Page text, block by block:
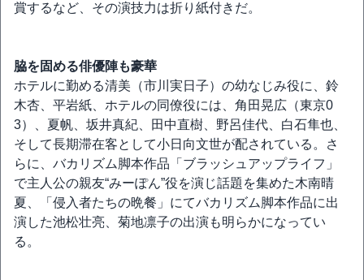
賞するなど、その演技力は折り紙付きだ。
脇を固める俳優陣も豪華
ホテルに勤める清美（市川実日子）の幼なじみ役に、鈴
木杏、平岩紙、ホテルの同僚役には、角田晃広（東京0
3）、夏帆、坂井真紀、田中直樹、野呂佳代、白石隼也、
そして長期滞在客として小日向文世が配されている。さ
らに、バカリズム脚本作品「ブラッシュアップライフ」
で主人公の親友“みーぽん”役を演じ話題を集めた木南晴
夏、「侵入者たちの晩餐」にてバカリズム脚本作品に出
演した池松壮亮、菊地凛子の出演も明らかになってい
る。